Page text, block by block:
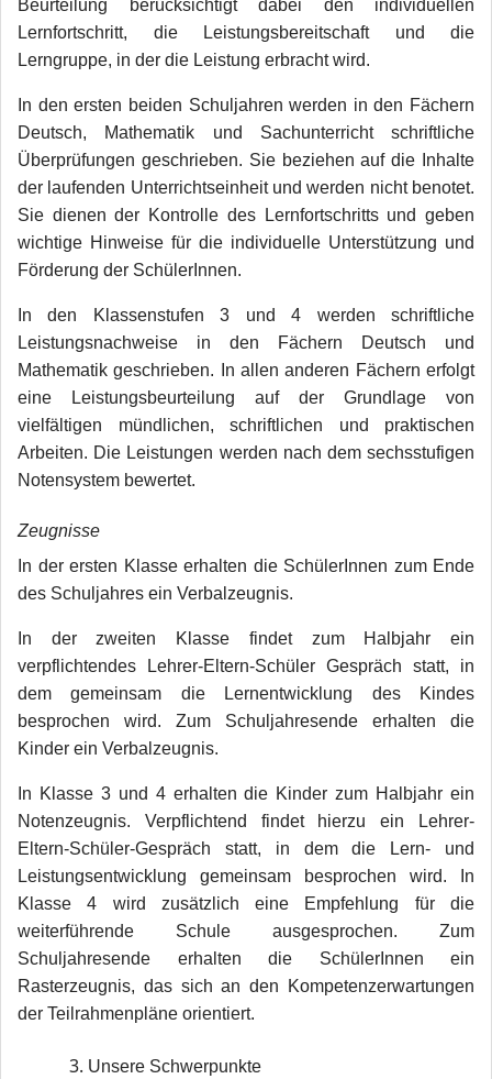
Beurteilung berücksichtigt dabei den individuellen
Lernfortschritt, die Leistungsbereitschaft und die
Lerngruppe, in der die Leistung erbracht wird.
In den ersten beiden Schuljahren werden in den Fächern
Deutsch, Mathematik und Sachunterricht schriftliche
Überprüfungen geschrieben. Sie beziehen auf die Inhalte
der laufenden Unterrichtseinheit und werden nicht benotet.
Sie dienen der Kontrolle des Lernfortschritts und geben
wichtige Hinweise für die individuelle Unterstützung und
Förderung der SchülerInnen.
In den Klassenstufen 3 und 4 werden schriftliche
Leistungsnachweise in den Fächern Deutsch und
Mathematik geschrieben. In allen anderen Fächern erfolgt
eine Leistungsbeurteilung auf der Grundlage von
vielfältigen mündlichen, schriftlichen und praktischen
Arbeiten. Die Leistungen werden nach dem sechsstufigen
Notensystem bewertet.
Zeugnisse
In der ersten Klasse erhalten die SchülerInnen zum Ende
des Schuljahres ein Verbalzeugnis.
In der zweiten Klasse findet zum Halbjahr ein
verpflichtendes Lehrer-Eltern-Schüler Gespräch statt, in
dem gemeinsam die Lernentwicklung des Kindes
besprochen wird. Zum Schuljahresende erhalten die
Kinder ein Verbalzeugnis.
In Klasse 3 und 4 erhalten die Kinder zum Halbjahr ein
Notenzeugnis. Verpflichtend findet hierzu ein Lehrer-
Eltern-Schüler-Gespräch statt, in dem die Lern- und
Leistungsentwicklung gemeinsam besprochen wird. In
Klasse 4 wird zusätzlich eine Empfehlung für die
weiterführende Schule ausgesprochen. Zum
Schuljahresende erhalten die SchülerInnen ein
Rasterzeugnis, das sich an den Kompetenzerwartungen
der Teilrahmenpläne orientiert.
Unsere Schwerpunkte